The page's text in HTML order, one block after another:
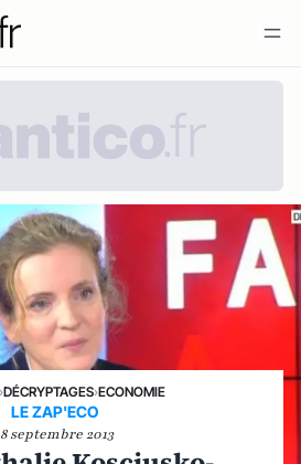
›DÉCRYPTAGES›ECONOMIE
LE ZAP'ECO
septembre 2013